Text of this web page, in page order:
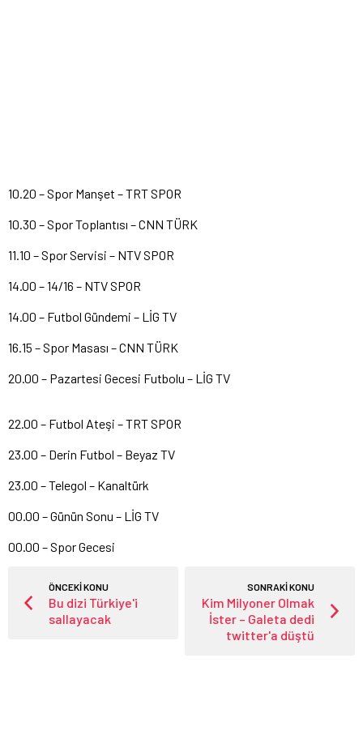
10.20 – Spor Manşet – TRT SPOR
10.30 – Spor Toplantısı – CNN TÜRK
11.10 – Spor Servisi – NTV SPOR
14.00 – 14/16 – NTV SPOR
14.00 – Futbol Gündemi – LİG TV
16.15 – Spor Masası – CNN TÜRK
20.00 – Pazartesi Gecesi Futbolu – LİG TV
22.00 – Futbol Ateşi – TRT SPOR
23.00 – Derin Futbol – Beyaz TV
23.00 – Telegol – Kanaltürk
00.00 – Günün Sonu – LİG TV
00.00 – Spor Gecesi
ÖNCEKİ KONU
Bu dizi Türkiye'i
sallayacak
SONRAKİ KONU
Kim Milyoner Olmak
İster – Galeta dedi
twitter'a düştü